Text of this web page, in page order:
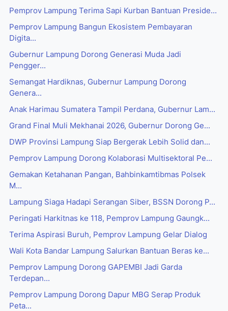
Pemprov Lampung Terima Sapi Kurban Bantuan Preside...
Pemprov Lampung Bangun Ekosistem Pembayaran
Digita...
Gubernur Lampung Dorong Generasi Muda Jadi
Pengger...
Semangat Hardiknas, Gubernur Lampung Dorong
Genera...
Anak Harimau Sumatera Tampil Perdana, Gubernur Lam...
Grand Final Muli Mekhanai 2026, Gubernur Dorong Ge...
DWP Provinsi Lampung Siap Bergerak Lebih Solid dan...
Pemprov Lampung Dorong Kolaborasi Multisektoral Pe...
Gemakan Ketahanan Pangan, Bahbinkamtibmas Polsek
M...
Lampung Siaga Hadapi Serangan Siber, BSSN Dorong P...
Peringati Harkitnas ke 118, Pemprov Lampung Gaungk...
Terima Aspirasi Buruh, Pemprov Lampung Gelar Dialog
Wali Kota Bandar Lampung Salurkan Bantuan Beras ke...
Pemprov Lampung Dorong GAPEMBI Jadi Garda
Terdepan...
Pemprov Lampung Dorong Dapur MBG Serap Produk
Peta...